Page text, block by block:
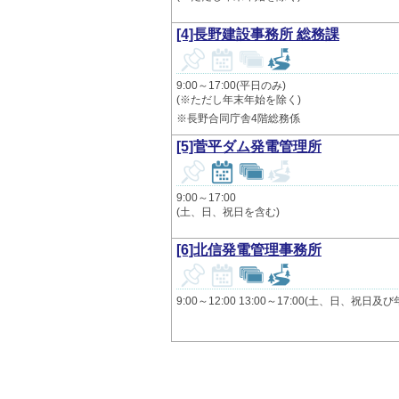
[4]長野建設事務所 総務課
9:00～17:00(平日のみ)
(※ただし年末年始を除く)
※長野合同庁舎4階総務係
[5]菅平ダム発電管理所
9:00～17:00
(土、日、祝日を含む)
[6]北信発電管理事務所
9:00～12:00 13:00～17:00(土、日、祝日及び